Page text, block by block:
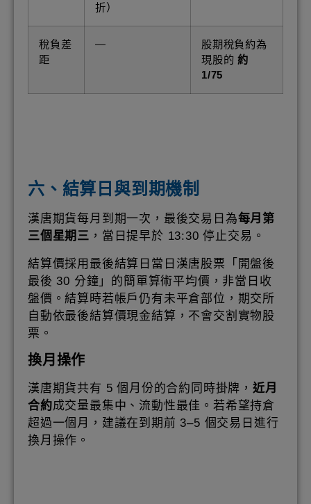
折）
稅負差
距
—
股期稅負約為
現股的約
1/75
六、結算日與到期機制
漢唐期貨每月到期一次，最後交易日為每月第
三個星期三 ，當日提早於 13:30 停止交易。
結算價採用最後結算日當日漢唐股票「開盤後
最後 30 分鐘」的簡單算術平均價，非當日收
盤價。結算時若帳戶仍有未平倉部位，期交所
自動依最後結算價現金結算，不會交割實物股
票。
換月操作
漢唐期貨共有 5 個月份的合約同時掛牌， 近月
合約成交量最集中、流動性最佳。若希望持倉
超過一個月，建議在到期前 3–5 個交易日進行
換月操作。